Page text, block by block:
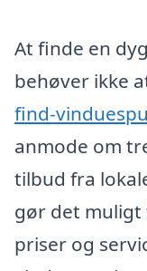
At finde en
behøver ikke
find-
anmode om
tilbud fra
gør det muligt
priser og